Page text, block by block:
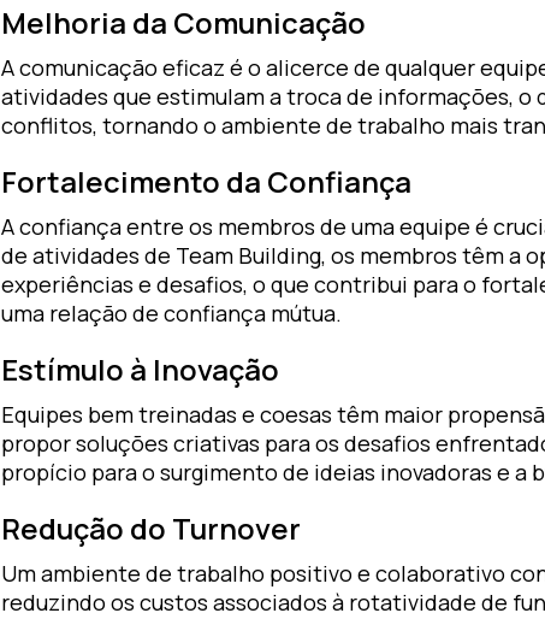
Melhoria da Comunicação
A comunicação eficaz é o alicerce de qualquer
atividades que estimulam a troca de informações, o
conflitos, tornando o ambiente de trabalho mais
Fortalecimento da Confiança
A confiança entre os membros de uma equipe é
de atividades de Team Building, os membros têm a
experiências e desafios, o que contribui para o
uma relação de confiança mútua.
Estímulo à Inovação
Equipes bem treinadas e coesas têm maior
propor soluções criativas para os desafios
propício para o surgimento de ideias inovadoras e a
Redução do Turnover
Um ambiente de trabalho positivo e colaborativo
reduzindo os custos associados à rotatividade de